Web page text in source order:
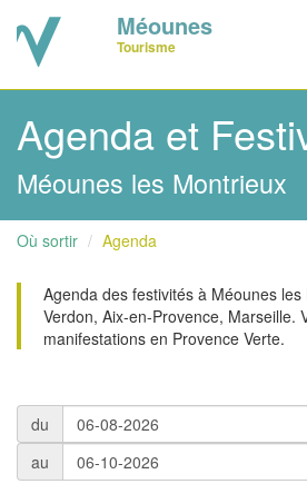
Méounes
Tourisme
Agenda et
Méounes les Montrieux
Où sortir Agenda
Agenda des festivités à Méounes
Verdon, Aix-en-Provence, Marseille.
manifestations en Provence Verte.
du
au